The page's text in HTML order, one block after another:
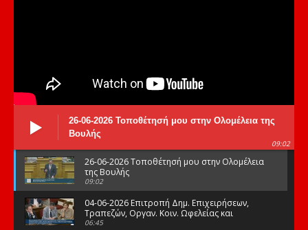
26-06-2026 Τοποθέτησή μου στην Ολομέλεια της
Βουλής
09:02
26-06-2026 Τοποθέτησή μου στην Ολομέλεια
της Βουλής
09:02
04-06-2026 Επιτροπή Δημ. Επιχειρήσεων,
Τραπεζών, Οργαν. Κοιν. Ωφελείας και
Φορέων Κοινων. Ασφάλισης
06:45